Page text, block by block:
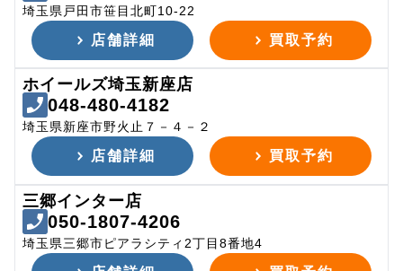
埼玉県戸田市笹目北町10-22
店舗詳細 買取予約
ホイールズ埼玉新座店
048-480-4182
埼玉県新座市野火止７－４－２
店舗詳細 買取予約
三郷インター店
050-1807-4206
埼玉県三郷市ピアラシティ2丁目8番地4